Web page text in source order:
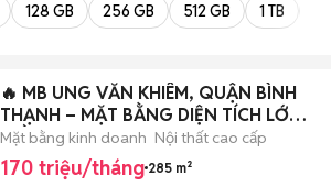
128 GB 256 GB 512 GB 1 TB
🔥 MB UNG VĂN KHIÊM, QUẬN BÌNH
THẠNH – MẶT BẰNG DIỆN TÍCH LỚN,
TRẦN CAO
Mặt bằng kinh doanh Nội thất cao cấp
170 triệu/tháng 285 m²